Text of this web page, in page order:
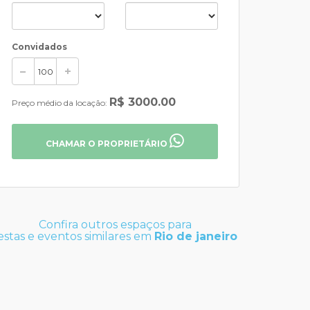
Convidados
Preço médio da locação: R$ 3000.00
CHAMAR O PROPRIETÁRIO
Confira outros espaços para
e eventos similares em Rio de janeiro